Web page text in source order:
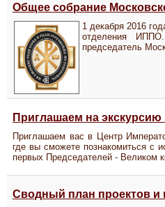
Общее собрание
1 декабря 2016
отделения
председатель
Приглашаем на
Приглашаем вас в Центр
где вы сможете познакомиться с
первых Председателей - Великом
Сводный план проектов и